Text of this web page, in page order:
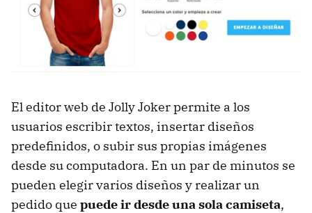
El editor web de Jolly Joker permite a los
usuarios escribir textos, insertar diseños
predefinidos, o subir sus propias imágenes
desde su computadora. En un par de minutos se
pueden elegir varios diseños y realizar un
pedido que puede ir desde una sola camiseta,